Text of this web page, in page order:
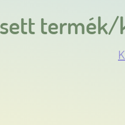
termék/